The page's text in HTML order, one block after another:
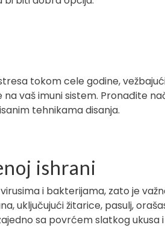
tokom cele godine,
vaš imuni sistem. Pronađite
tehnikama disanja.
ishrani
i bakterijama, zato je
uključujući žitarice, pasulj,
sa povrćem slatkog ukusa